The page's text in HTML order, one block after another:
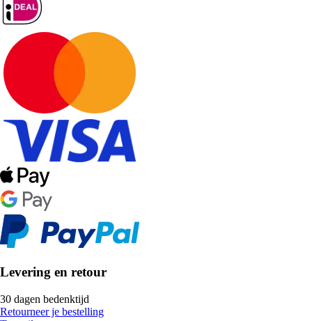
Levering en retour
30 dagen bedenktijd
Retourneer je bestelling